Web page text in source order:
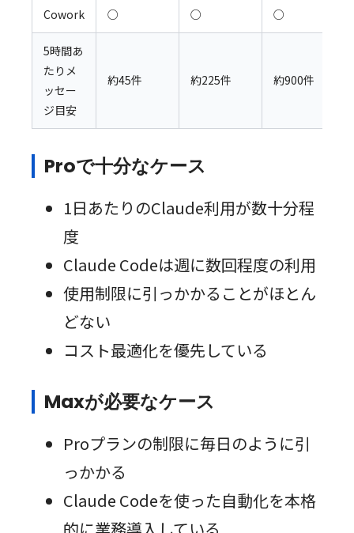
Cowork ○ ○ ○
5時間あ
たりメ
ッセー
ジ目安
約45件 約225件 約900件
Proで十分なケース
1日あたりのClaude利用が数十分程
度
Claude Codeは週に数回程度の利用
使用制限に引っかかることがほとん
どない
コスト最適化を優先している
Maxが必要なケース
Proプランの制限に毎日のように引
っかかる
Claude Codeを使った自動化を本格